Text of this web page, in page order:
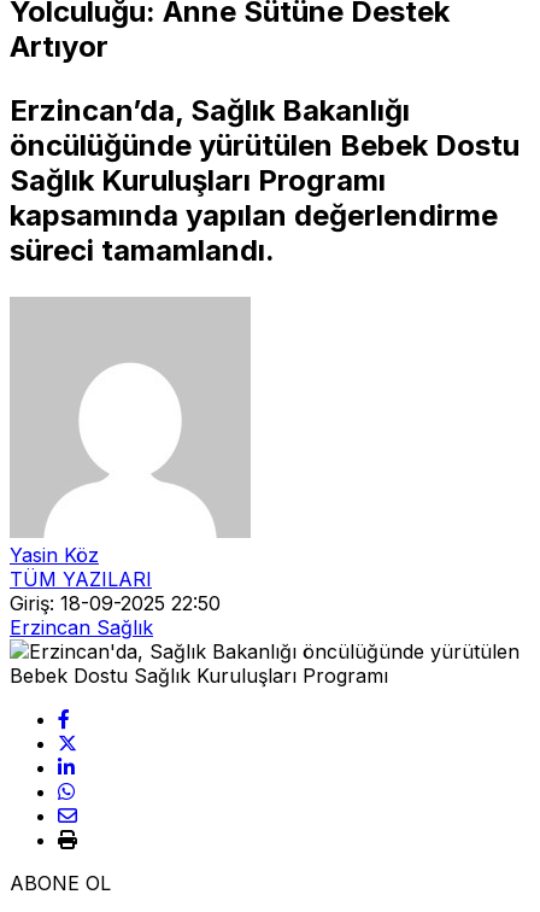
Yolculuğu: Anne Sütüne Destek
Artıyor
Erzincan’da, Sağlık Bakanlığı
öncülüğünde yürütülen Bebek Dostu
Sağlık Kuruluşları Programı
kapsamında yapılan değerlendirme
süreci tamamlandı.
Yasin Köz
TÜM YAZILARI
Giriş: 18-09-2025 22:50
Erzincan Sağlık
ABONE OL